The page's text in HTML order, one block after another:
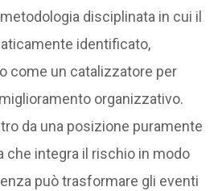
disciplinata in cui il
identificato,
come un catalizzatore per
organizzativo.
da una posizione puramente
che integra il rischio in modo
può trasformare gli eventi